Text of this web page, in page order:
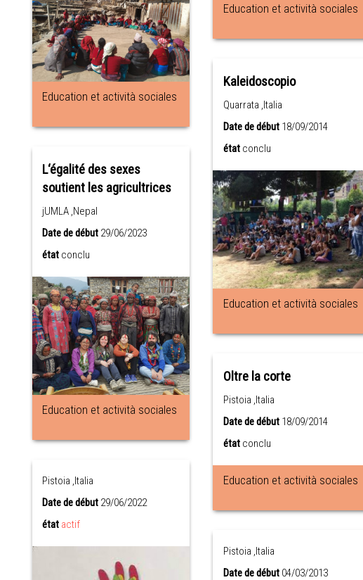
Education et actività sociales
L‘égalité des sexes
soutient les agricultrices
jUMLA ,Nepal
Date de début 29/06/2023
état conclu
Education et actività sociales
Pistoia ,Italia
Date de début 29/06/2022
état actif
Education et actività sociales
Kaleidoscopio
Quarrata ,Italia
Date de début18/09/2014
état conclu
Education et actività sociales
Oltre la corte
Pistoia ,Italia
Date de début18/09/2014
état conclu
Education et actività sociales
Pistoia ,Italia
Date de début04/03/2013